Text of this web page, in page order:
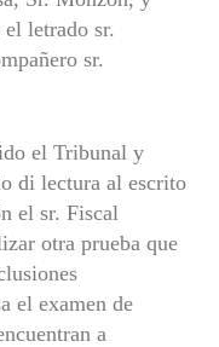
letrado sr.
sr.
el Tribunal y
di lectura al escrito
el sr. Fiscal
otra prueba que
el examen de
a